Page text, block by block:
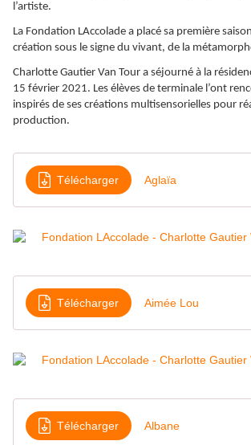
l’artiste.
La Fondation LAccolade a placé sa première
création sous le signe du vivant, de la
Charlotte Gautier Van Tour a séjourné à la
15 février 2021. Les élèves de terminale l’ont
inspirés de ses créations multisensorielles pour
production.
Télécharger Aglaïa
Télécharger Aimée Lou
Télécharger Albane